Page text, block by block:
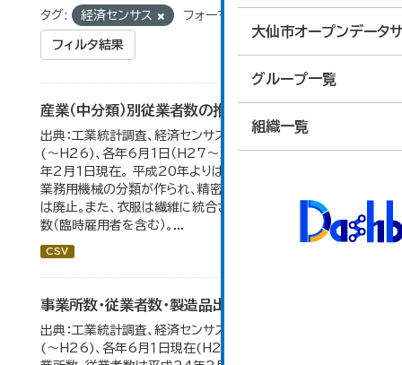
大仙市オープンデータ
グループ一覧
組織一覧
タグ: 経済センサス フォーマット:
フィルタ結果
産業（中分類）別従業者数の推移
出典：工業統計調査、経済センサス。 各年12月31日現在
(～H26)、各年6月1日（H27～）・平成23年のみ平成24
年2月1日現在。 平成20年よりはん用機械、生産用機械、
業務用機械の分類が作られ、精密機械、一般用機械の分類
は廃止。また、衣服は繊維に統合された。 数値は総従業者
数（臨時雇用者を含む）。...
CSV
事業所数・従業者数・製造品出荷額等の推移
出典：工業統計調査、経済センサス。各年12月31日現在
(～H26)、各年6月１日現在(H27～)。 平成23年のみ事